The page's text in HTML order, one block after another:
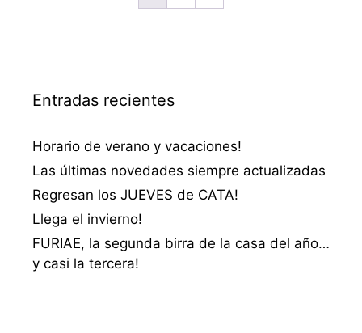
Entradas recientes
Horario de verano y vacaciones!
Las últimas novedades siempre actualizadas
Regresan los JUEVES de CATA!
Llega el invierno!
FURIAE, la segunda birra de la casa del año…
y casi la tercera!